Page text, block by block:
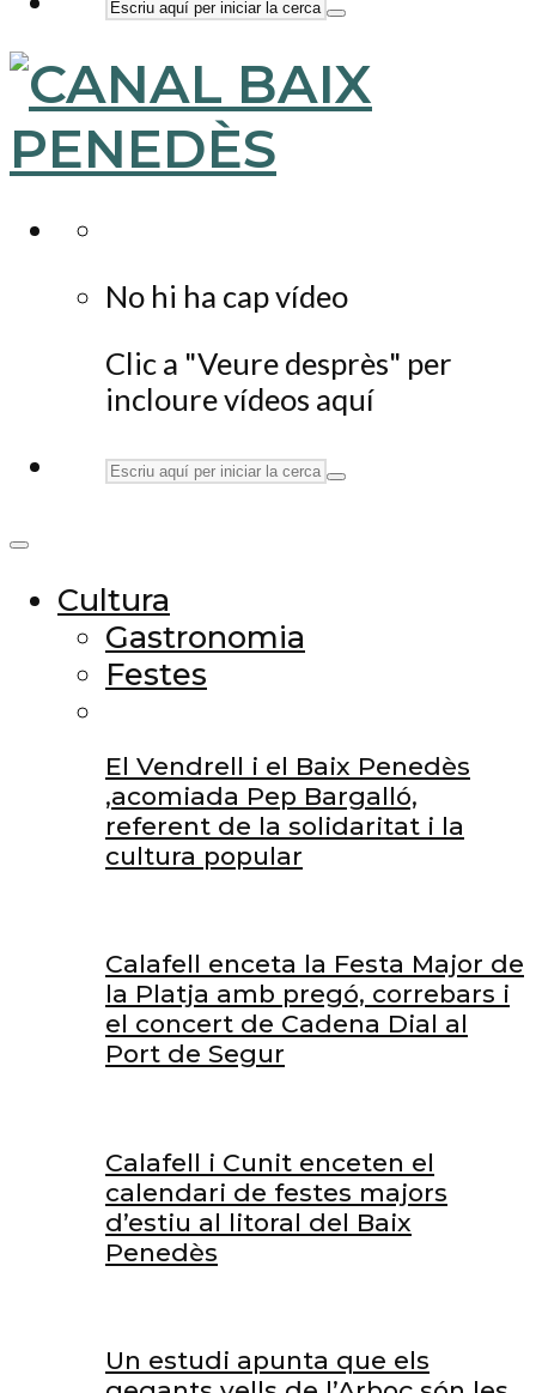
No hi ha cap vídeo
Clic a "Veure desprès" per
incloure vídeos aquí
Cultura
Gastronomia
Festes
El Vendrell i el Baix Penedès
,acomiada Pep Bargalló,
referent de la solidaritat i la
cultura popular
Calafell enceta la Festa Major de
la Platja amb pregó, correbars i
el concert de Cadena Dial al
Port de Segur
Calafell i Cunit enceten el
calendari de festes majors
d’estiu al litoral del Baix
Penedès
Un estudi apunta que els